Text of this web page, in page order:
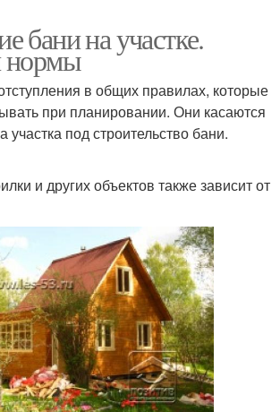
бани на участке.
нормы
в общих правилах, которые
при планировании. Они касаются
под строительство бани.
и других объектов также зависит от